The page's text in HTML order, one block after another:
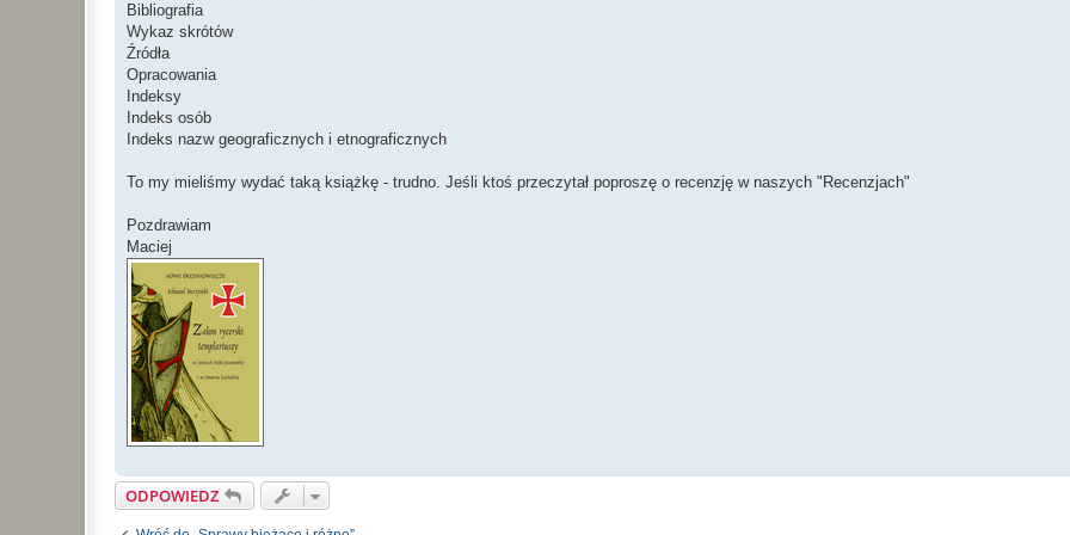
Bibliografia
Wykaz skrótów
Źródła
Opracowania
Indeksy
Indeks osób
Indeks nazw geograficznych i etnograficznych
To my mieliśmy wydać taką książkę - trudno. Jeśli ktoś przeczytał poproszę o recenzję w naszych "Recenzjach"
Pozdrawiam
Maciej
ODPOWIEDZ